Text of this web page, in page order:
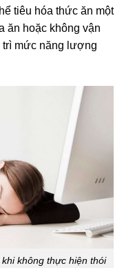
tiêu hóa thức ăn một
ăn hoặc không vận
trì mức năng lượng
không thực hiện thói